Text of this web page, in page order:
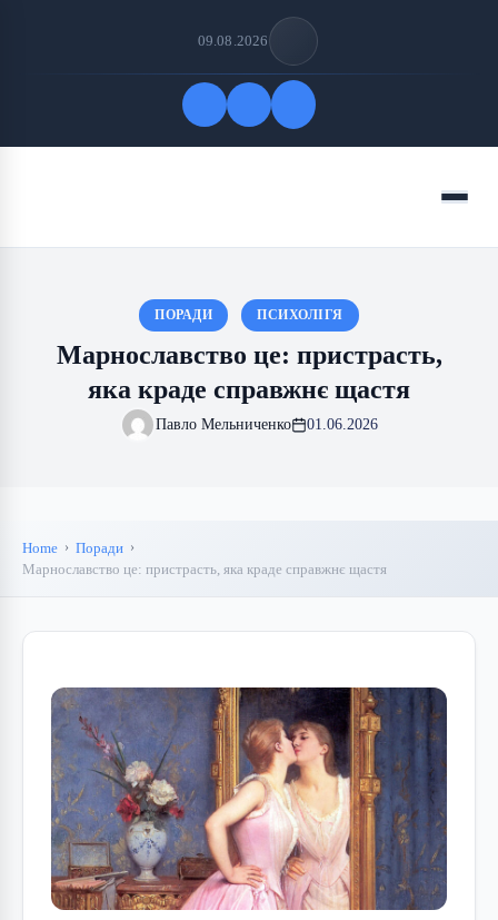
09.08.2026
Menu
ПОРАДИ ПСИХОЛІГЯ
Марнославство це: пристрасть,
яка краде справжнє щастя
Павло Мельниченко 01.06.2026
Home
Поради
Марнославство це: пристрасть, яка краде справжнє щастя